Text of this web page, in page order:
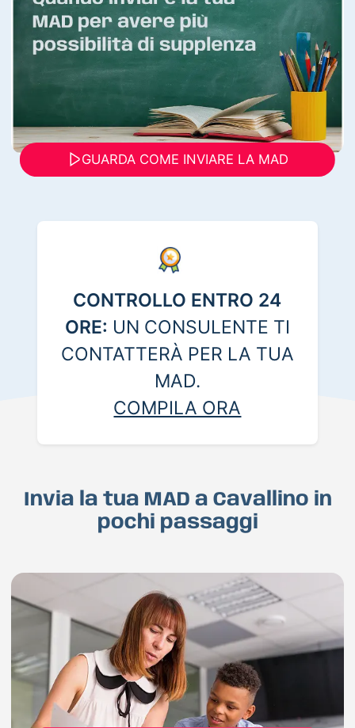
GUARDA COME INVIARE LA MAD
CONTROLLO ENTRO 24
ORE: UN CONSULENTE TI
CONTATTERÀ PER LA TUA
MAD.
COMPILA ORA
Invia la tua MAD a Cavallino in
pochi passaggi